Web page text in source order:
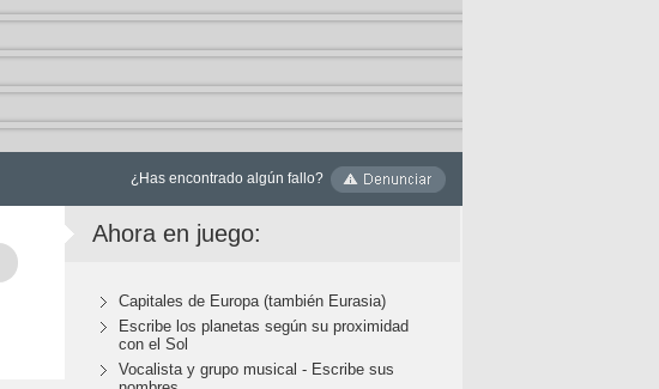
¿Has encontrado algún fallo?
Ahora en juego:
Capitales de Europa (también Eurasia)
Escribe los planetas según su proximidad
con el Sol
Vocalista y grupo musical - Escribe sus